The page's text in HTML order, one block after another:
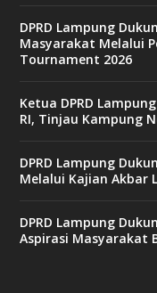
DPRD Lampung
Masyarakat Melalui
Tournament 2026
Ketua DPRD
RI, Tinjau Kampung
DPRD Lampung
Melalui Kajian Akbar
DPRD Lampung
Aspirasi Masyarakat